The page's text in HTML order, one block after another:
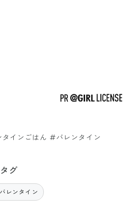
インごはん #バレンタイン
グ
レンタイン